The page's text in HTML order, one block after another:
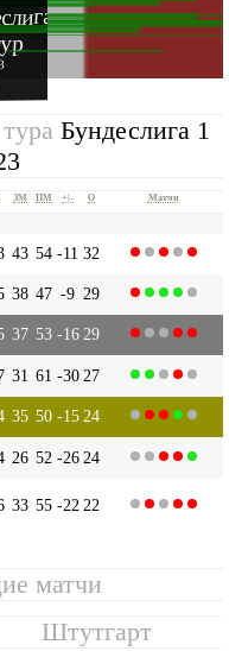
1 2022-2023
Бундеслига 1
ЗМ ПМ +|- О Матчи
43 54 -11 32
38 47 -9 29
37 53 -16 29
31 61 -30 27
35 50 -15 24
26 52 -26 24
33 55 -22 22
матчи
Штутгарт